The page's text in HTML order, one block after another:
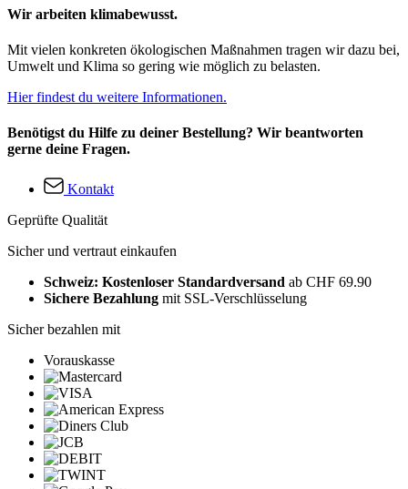
Wir arbeiten klimabewusst.
Mit vielen konkreten ökologischen Maßnahmen tragen wir dazu bei,
Umwelt und Klima so gering wie möglich zu belasten.
Hier findest du weitere Informationen.
Benötigst du Hilfe zu deiner Bestellung? Wir beantworten
gerne deine Fragen.
Kontakt
Geprüfte Qualität
Sicher und vertraut einkaufen
Schweiz: Kostenloser Standardversand ab CHF 69.90
Sichere Bezahlung mit SSL-Verschlüsselung
Sicher bezahlen mit
Vorauskasse